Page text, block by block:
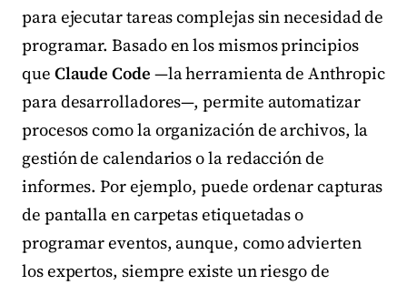
para ejecutar tareas complejas sin necesidad de
programar. Basado en los mismos principios
que Claude Code —la herramienta de Anthropic
para desarrolladores—, permite automatizar
procesos como la organización de archivos, la
gestión de calendarios o la redacción de
informes. Por ejemplo, puede ordenar capturas
de pantalla en carpetas etiquetadas o
programar eventos, aunque, como advierten
los expertos, siempre existe un riesgo de